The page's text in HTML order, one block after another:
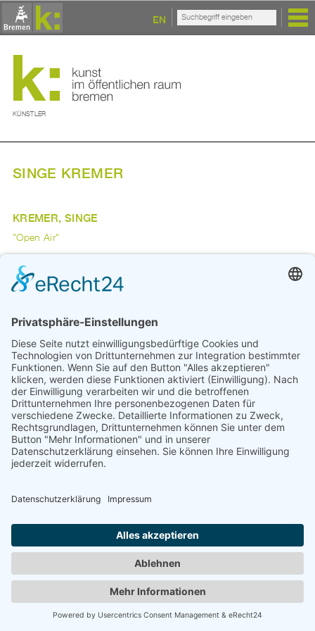
EN
KÜNSTLER
SINGE KREMER
KREMER, SINGE
"Open Air"
Zurück
© 2008-2026 Senator für Kultur Bremen
Impressum
Barrierefreiheit Datenschutz